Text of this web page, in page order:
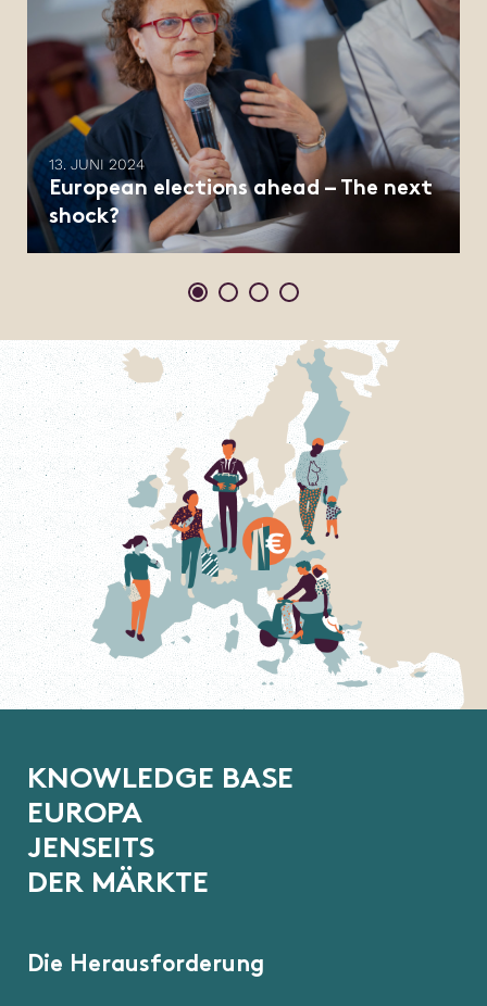
13. JUNI 2024
European elections ahead – The next
shock?
KNOWLEDGE BASE
EUROPA
JENSEITS
DER MÄRKTE
Die Herausforderung